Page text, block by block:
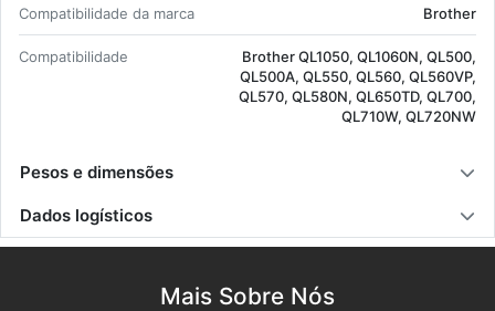
Com­pa­ti­bi­li­dade da marca Brother
Com­pa­ti­bi­li­dade
Brother QL1050, QL1060N, QL500,
QL500A, QL550, QL560, QL560VP,
QL570, QL580N, QL650TD, QL700,
QL710W, QL720NW
Pesos e dimensões
Dados logísticos
Mais Sobre Nós